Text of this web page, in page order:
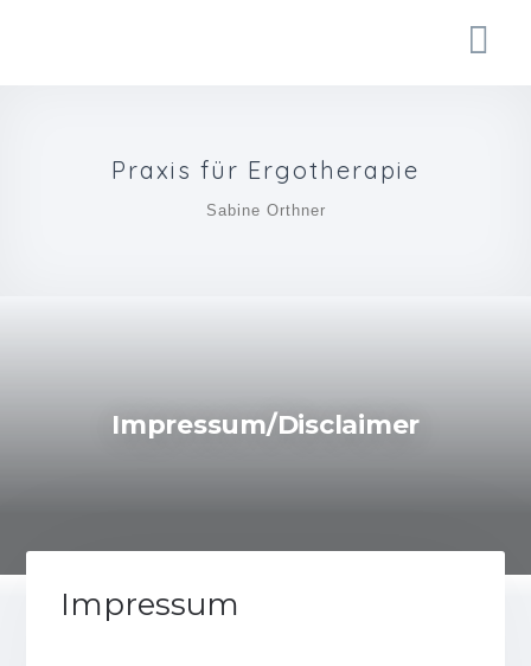
Praxis für Ergotherapie
Sabine Orthner
Impressum/Disclaimer
Impressum